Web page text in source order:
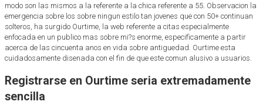
modo son las mismos a la referente a la chica referente a 55. Observacion la
emergencia sobre los sobre ningun estilo tan jovenes que con 50+ continuan
solteros, ha surgido Ourtime, la web referente a citas especialmente
enfocada en un publico mas sobre mi?s enorme, especificamente a partir
acerca de las cincuenta anos en vida sobre antiguedad. Ourtime esta
cuidadosamente disenada con el fin de que este comun alusivo a usuarios.
Registrarse en Ourtime seri­a extremadamente
sencilla